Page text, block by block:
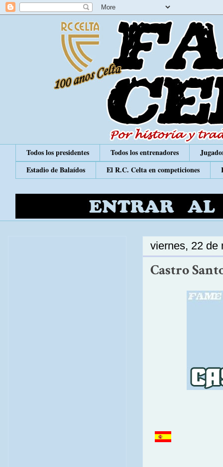
Todos los presidentes Todos los entrenadores
Estadio de Balaídos
El R.C. Celta en competiciones
viernes, 22 de
Castro